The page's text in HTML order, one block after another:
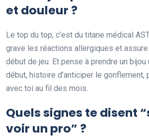
et douleur ?
Le top du top, c’est du titane médical
grave les réactions allergiques et
début de jeu. Et pense à prendre un bijou
début, histoire d’anticiper le gonflement,
avec toi au fil des mois.
Quels signes te disent
voir un pro” ?